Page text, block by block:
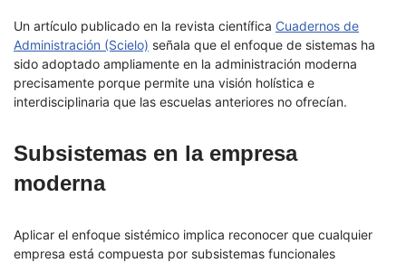
Un artículo publicado en la revista científica Cuadernos de
Administración (Scielo) señala que el enfoque de sistemas ha
sido adoptado ampliamente en la administración moderna
precisamente porque permite una visión holística e
interdisciplinaria que las escuelas anteriores no ofrecían.
Subsistemas en la empresa
moderna
Aplicar el enfoque sistémico implica reconocer que cualquier
empresa está compuesta por subsistemas funcionales